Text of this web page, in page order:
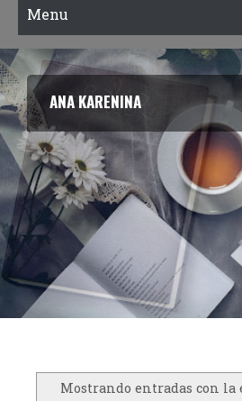
Menu
ANA KARENINA
Mostrando entradas con la